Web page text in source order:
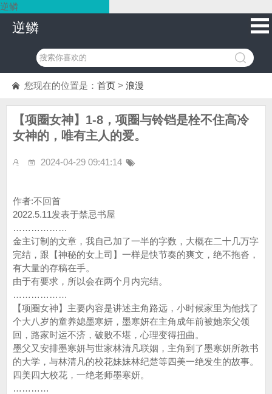
逆鳞
逆鳞
您现在的位置是： 首页 > 浪漫
【项圈女神】1-8，项圈与铃铛是栓不住高冷
女神的，唯有主人的爱。
2024-04-29 09:41:14
作者:不回首
2022.5.11发表于禁忌书屋
………………
金主订制的文章，我自己加了一半的字数，大概在二十几万字
完结，跟【神秘的女上司】一样是快节奏的爽文，绝不拖沓，
有大量的存稿在手。
由于有要求，所以会在两个月内完结。
………………
【项圈女神】主要内容是讲述主角路远，小时候家里为他找了
个大八岁的童养媳墨寒妍，墨寒妍在主角成年前被她亲父领
回，路家时运不济，破败不堪，心理变得扭曲。
墨父又安排墨寒妍与世家林清凡联姻，主角到了墨寒妍所教书
的大学，与林清凡的校花妹妹林纪楚等四美一绝发生的故事。
四美四大校花，一绝老师墨寒妍。
…………